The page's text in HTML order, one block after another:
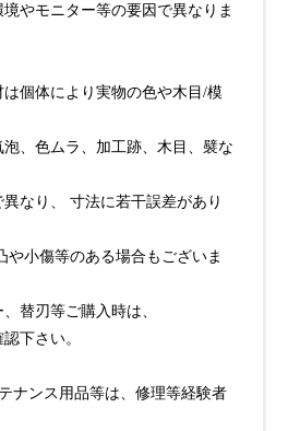
やモニター等の要因で異なりま
個体により実物の色や木目/模
、色ムラ、加工跡、木目、襞な
なり、 寸法に若干誤差があり
や小傷等のある場合もございま
替刃等ご購入時は、
下さい。
ナンス用品等は、修理等経験者